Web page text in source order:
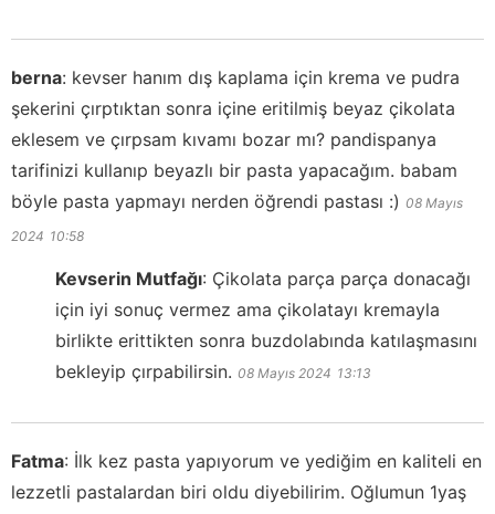
berna: kevser hanım dış kaplama için krema ve pudra
şekerini çırptıktan sonra içine eritilmiş beyaz çikolata
eklesem ve çırpsam kıvamı bozar mı? pandispanya
tarifinizi kullanıp beyazlı bir pasta yapacağım. babam
böyle pasta yapmayı nerden öğrendi pastası :) 08 Mayıs
2024 10:58
Kevserin Mutfağı: Çikolata parça parça donacağı
için iyi sonuç vermez ama çikolatayı kremayla
birlikte erittikten sonra buzdolabında katılaşmasını
bekleyip çırpabilirsin. 08 Mayıs 2024 13:13
Fatma: İlk kez pasta yapıyorum ve yediğim en kaliteli en
lezzetli pastalardan biri oldu diyebilirim. Oğlumun 1yaş